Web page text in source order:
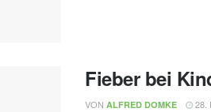
Fieber bei
VON ALFRED DOMKE 28.